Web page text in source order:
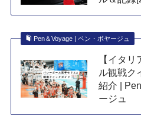
Pen＆Voyage | ペン・ボヤージュ
【イタ
ル観戦ク
紹介 |
ージュ